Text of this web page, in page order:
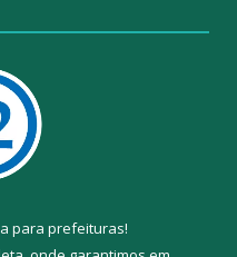
para prefeituras!